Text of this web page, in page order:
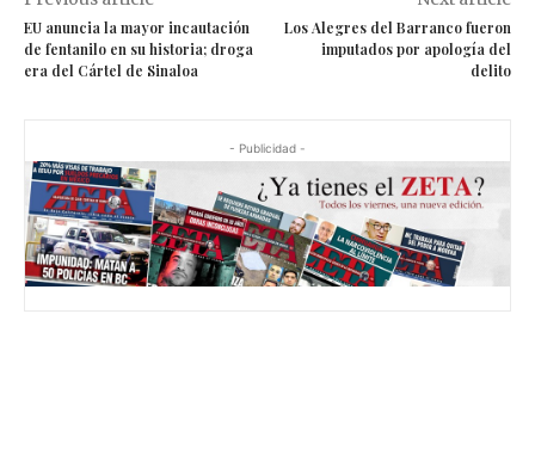
EU anuncia la mayor incautación
de fentanilo en su historia; droga
era del Cártel de Sinaloa
Los Alegres del Barranco fueron
imputados por apología del
delito
- Publicidad -